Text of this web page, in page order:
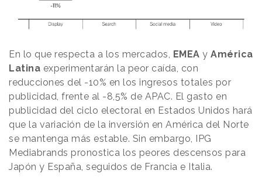
En lo que respecta a los mercados, EMEA y América
Latina experimentarán la peor caída, con
reducciones del -10% en los ingresos totales por
publicidad, frente al -8,5% de APAC. El gasto en
publicidad del ciclo electoral en Estados Unidos hará
que la variación de la inversión en América del Norte
se mantenga más estable. Sin embargo, IPG
Mediabrands pronostica los peores descensos para
Japón y España, seguidos de Francia e Italia.